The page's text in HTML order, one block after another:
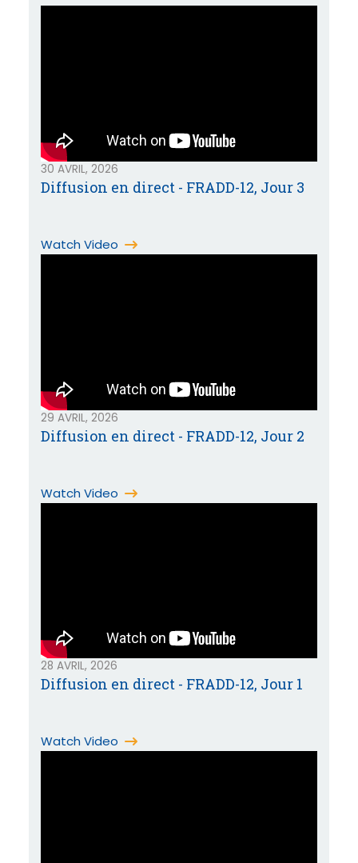
30 AVRIL, 2026
Diffusion en direct - FRADD-12, Jour 3
Watch Video
29 AVRIL, 2026
Diffusion en direct - FRADD-12, Jour 2
Watch Video
28 AVRIL, 2026
Diffusion en direct - FRADD-12, Jour 1
Watch Video